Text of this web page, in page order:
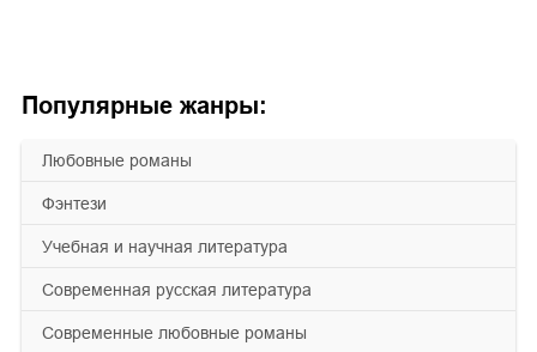
Популярные жанры:
любовные романы
фэнтези
учебная и научная литература
современная русская литература
современные любовные романы